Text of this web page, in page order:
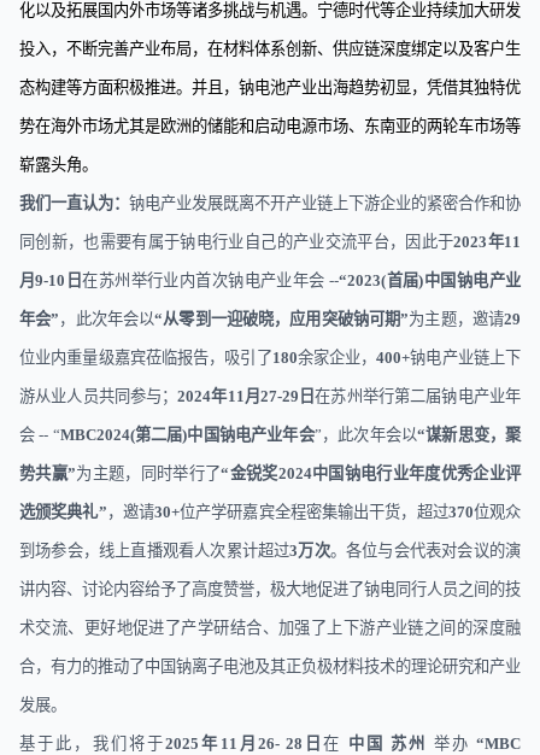
化以及拓展国内外市场等诸多挑战与机遇。宁德时代等企业持续加大研发
投入，不断完善产业布局，在材料体系创新、供应链深度绑定以及客户生
态构建等方面积极推进。并且，钠电池产业出海趋势初显，凭借其独特优
势在海外市场尤其是欧洲的储能和启动电源市场、东南亚的两轮车市场等
崭露头角。
我们一直认为： 钠电产业发展既离不开产业链上下游企业的紧密合作和协
同创新，也需要有属于钠电行业自己的产业交流平台，因此于2023年11
月9-10 日在苏州举行业内首次钠电产业年会 --“2023(首届)中国钠电产业
年会” ，此次年会以“从零到一迎破晓，应用突破钠可期”为主题，邀请29
位业内重量级嘉宾莅临报告，吸引了180余家企业，400+钠电产业链上下
游从业人员共同参与；2024年11月 27-29 日在苏州举行第二届钠电产业年
会 -- “MBC2024(第二届)中国钠电产业年会”，此次年会以“谋新思变，聚
势共赢”为主题，同时举行了“金锐奖2024中国钠电行业年度优秀企业评
选颁奖典礼” ，邀请30+位产学研嘉宾全程密集输出干货，超过370位观众
到场参会，线上直播观看人次累计超过3万次。各位与会代表对会议的演
讲内容、讨论内容给予了高度赞誉，极大地促进了钠电同行人员之间的技
术交流、更好地促进了产学研结合、加强了上下游产业链之间的深度融
合，有力的推动了中国钠离子电池及其正负极材料技术的理论研究和产业
发展。
基于此，我们将于2025 年 11 月 26- 28 日在 中国 苏州 举办“MBC